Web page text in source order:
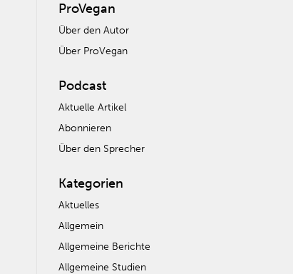
ProVegan
Über den Autor
Über ProVegan
Podcast
Aktuelle Artikel
Abonnieren
Über den Sprecher
Kategorien
Aktuelles
Allgemein
Allgemeine Berichte
Allgemeine Studien